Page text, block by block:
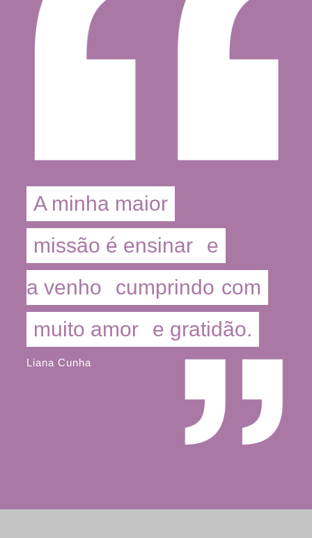
A minha maior
missão é ensinar
e
a venho
cumprindo com
muito amor
e gratidão.
Liana Cunha